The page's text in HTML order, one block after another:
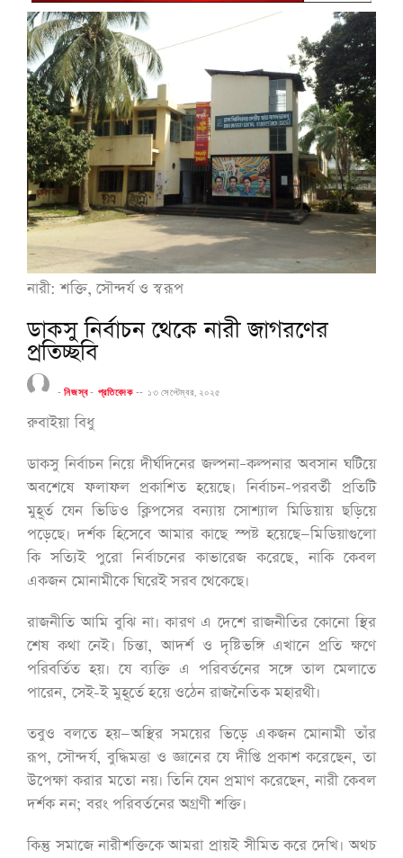
নারী: শক্তি, সৌন্দর্য ও স্বরূপ
ডাকসু নির্বাচন থেকে নারী জাগরণের
প্রতিচ্ছবি
-নিজস্ব- প্রতিবেদক-- ১৩ সেপ্টেম্বর, ২০২৫
রুবাইয়া বিধু
ডাকসু নির্বাচন নিয়ে দীর্ঘদিনের জল্পনা–কল্পনার অবসান ঘটিয়ে
অবশেষে ফলাফল প্রকাশিত হয়েছে। নির্বাচন-পরবর্তী প্রতিটি
মুহূর্ত যেন ভিডিও ক্লিপসের বন্যায় সোশ্যাল মিডিয়ায় ছড়িয়ে
পড়েছে। দর্শক হিসেবে আমার কাছে স্পষ্ট হয়েছে—মিডিয়াগুলো
কি সত্যিই পুরো নির্বাচনের কাভারেজ করেছে, নাকি কেবল
একজন মোনামীকে ঘিরেই সরব থেকেছে।
রাজনীতি আমি বুঝি না। কারণ এ দেশে রাজনীতির কোনো স্থির
শেষ কথা নেই। চিন্তা, আদর্শ ও দৃষ্টিভঙ্গি এখানে প্রতি ক্ষণে
পরিবর্তিত হয়। যে ব্যক্তি এ পরিবর্তনের সঙ্গে তাল মেলাতে
পারেন, সেই-ই মুহূর্তে হয়ে ওঠেন রাজনৈতিক মহারথী।
তবুও বলতে হয়—অস্থির সময়ের ভিড়ে একজন মোনামী তাঁর
রূপ, সৌন্দর্য, বুদ্ধিমত্তা ও জ্ঞানের যে দীপ্তি প্রকাশ করেছেন, তা
উপেক্ষা করার মতো নয়। তিনি যেন প্রমাণ করেছেন, নারী কেবল
দর্শক নন; বরং পরিবর্তনের অগ্রণী শক্তি।
কিন্তু সমাজে নারীশক্তিকে আমরা প্রায়ই সীমিত করে দেখি। অথচ